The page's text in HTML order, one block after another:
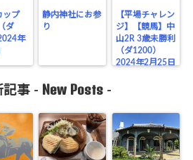
ップ
ダ
年
静内神社にお参
り
【平場チャレン
ジ】【競馬】中
山2R 3歳未勝利
（ダ1200）
2024年2月25日
記事 - New Posts -